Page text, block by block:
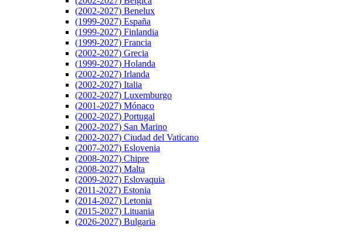
(2002-2027) Benelux
(1999-2027) España
(1999-2027) Finlandia
(1999-2027) Francia
(2002-2027) Grecia
(1999-2027) Holanda
(2002-2027) Irlanda
(2002-2027) Italia
(2002-2027) Luxemburgo
(2001-2027) Mónaco
(2002-2027) Portugal
(2002-2027) San Marino
(2002-2027) Ciudad del Vaticano
(2007-2027) Eslovenia
(2008-2027) Chipre
(2008-2027) Malta
(2009-2027) Eslovaquia
(2011-2027) Estonia
(2014-2027) Letonia
(2015-2027) Lituania
(2026-2027) Bulgaria